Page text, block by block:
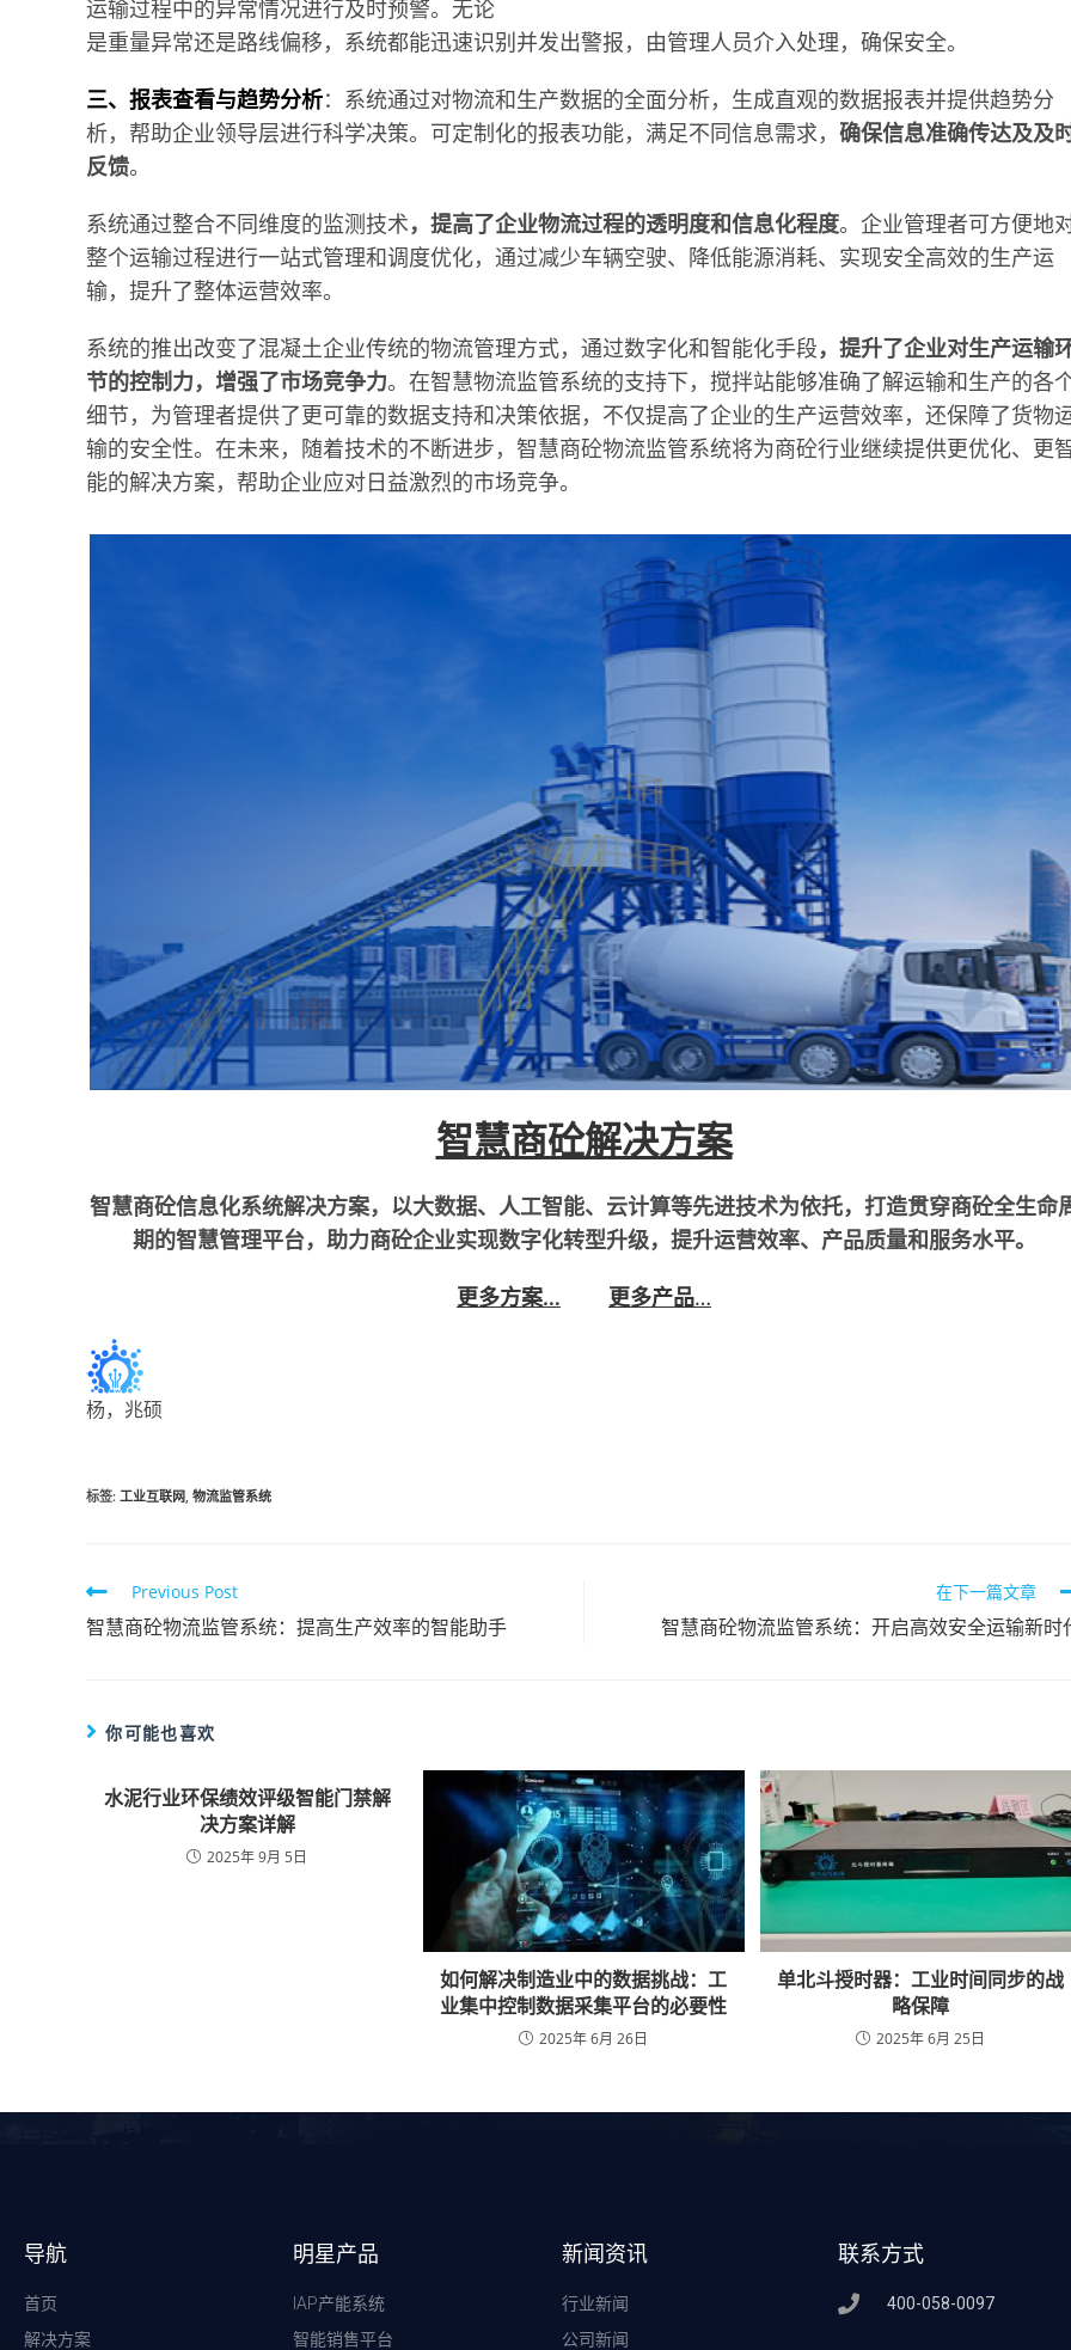
运输过程中的异常情况进行及时预警。无论
是重量异常还是路线偏移，系统都能迅速识别并发出警报，由管理人员介入处理，确保安全。
三、报表查看与趋势分析：系统通过对物流和生产数据的全面分析，生成直观的数据报表并提供趋势分
析，帮助企业领导层进行科学决策。可定制化的报表功能，满足不同信息需求， 确保信息准确传达及及
反馈。
系统通过整合不同维度的监测技术，提高了企业物流过程的透明度和信息化程度。企业管理者可方便地
整个运输过程进行一站式管理和调度优化，通过减少车辆空驶、降低能源消耗、实现安全高效的生产运
输，提升了整体运营效率。
系统的推出改变了混凝土企业传统的物流管理方式，通过数字化和智能化手段，提升了企业对生产运输
节的控制力，增强了市场竞争力。在智慧物流监管系统的支持下，搅拌站能够准确了解运输和生产的各
细节，为管理者提供了更可靠的数据支持和决策依据，不仅提高了企业的生产运营效率，还保障了货物
输的安全性。在未来，随着技术的不断进步，智慧商砼物流监管系统将为商砼行业继续提供更优化、更
能的解决方案，帮助企业应对日益激烈的市场竞争。
智慧商砼解决方案
智慧商砼信息化系统解决方案，以大数据、人工智能、云计算等先进技术为依托，打造贯穿商砼全生命
期的智慧管理平台，助力商砼企业实现数字化转型升级，提升运营效率、产品质量和服务水平。
更多方案…
更多产品…
杨，兆硕
标签: 工业互联网, 物流监管系统
Previous Post
智慧商砼物流监管系统：提高生产效率的智能助手
在下一篇文章
智慧商砼物流监管系统：开启高效安全运输新时
你可能也喜欢
水泥行业环保绩效评级智能门禁解
决方案详解
2025年 9月 5日
如何解决制造业中的数据挑战：工
业集中控制数据采集平台的必要性
2025年 6月 26日
单北斗授时器：工业时间同步的战
略保障
2025年 6月 25日
导航
首页
解决方案
明星产品
IAP产能系统
智能销售平台
新闻资讯
行业新闻
公司新闻
联系方式
400-058-0097